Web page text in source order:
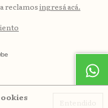
reclamosingresá acá.